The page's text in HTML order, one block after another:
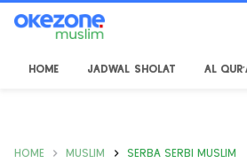
HOME JADWAL SHOLAT AL
HOME MUSLIM SERBA SERBI MUSLIM